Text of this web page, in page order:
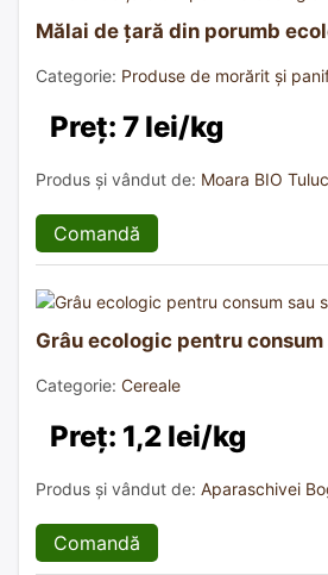
Mălai de țară din porumb
Categorie: Produse de morărit și
Preț: 7 lei/kg
Produs și vândut de: Moara BIO
Comandă
Grâu ecologic pentru consum
Categorie: Cereale
Preț: 1,2 lei/kg
Produs și vândut de: Aparaschivei
Comandă